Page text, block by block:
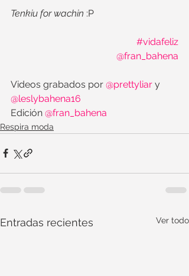
Tenkiu for wachin :P
#vidafeliz
@fran_bahena
Videos grabados por @prettyliar y
@leslybahena16
Edición @fran_bahena
Respira moda
Entradas recientes Ver todo